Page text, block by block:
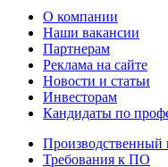
О компании
Наши вакансии
Партнерам
Реклама на сайте
Новости и статьи
Инвесторам
Кандидаты по
Производственный
Требования к ПО